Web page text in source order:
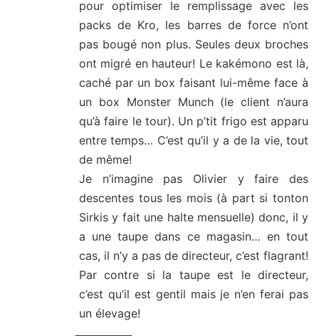
pour optimiser le remplissage avec les
packs de Kro, les barres de force n’ont
pas bougé non plus. Seules deux broches
ont migré en hauteur! Le kakémono est là,
caché par un box faisant lui-même face à
un box Monster Munch (le client n’aura
qu’à faire le tour). Un p’tit frigo est apparu
entre temps… C’est qu’il y a de la vie, tout
de même!
Je n’imagine pas Olivier y faire des
descentes tous les mois (à part si tonton
Sirkis y fait une halte mensuelle) donc, il y
a une taupe dans ce magasin… en tout
cas, il n’y a pas de directeur, c’est flagrant!
Par contre si la taupe est le directeur,
c’est qu’il est gentil mais je n’en ferai pas
un élevage!